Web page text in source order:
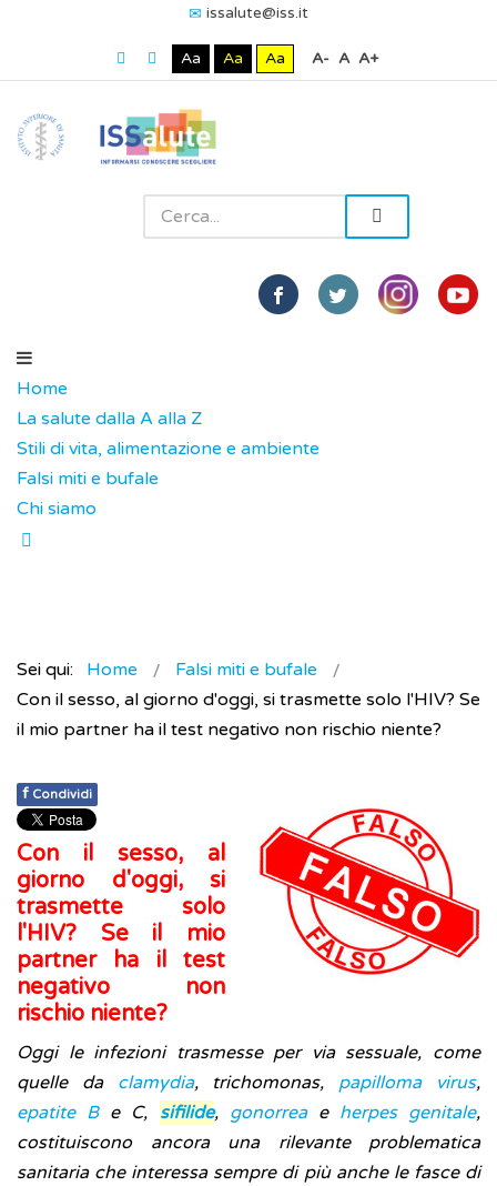
issalute@iss.it
Aa Aa Aa A- A A+
Home
La salute dalla A alla Z
Stili di vita, alimentazione e ambiente
Falsi miti e bufale
Chi siamo
Sei qui: Home
Falsi miti e bufale
Con il sesso, al giorno d'oggi, si trasmette solo l'HIV? Se
il mio partner ha il test negativo non rischio niente?
f Condividi
Con il sesso, al
giorno d'oggi, si
trasmette solo
l'HIV? Se il mio
partner ha il test
negativo non
rischio niente?
Oggi le infezioni trasmesse per via sessuale, come
quelle da clamydia, trichomonas, papilloma virus,
epatite Be C, sifilide, gonorreae herpes genitale,
costituiscono ancora una rilevante problematica
sanitaria che interessa sempre di più anche le fasce di